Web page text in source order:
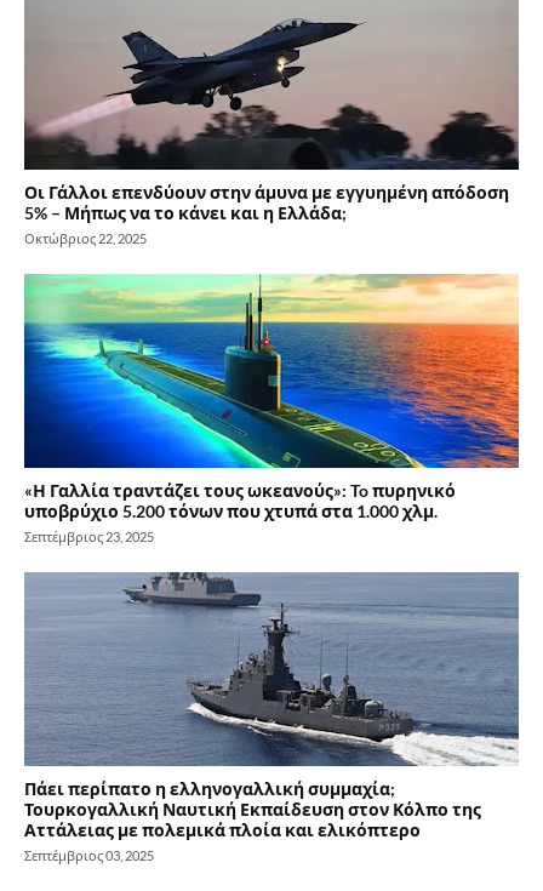
Οι Γάλλοι επενδύουν στην άμυνα με εγγυημένη απόδοση
5% – Μήπως να το κάνει και η Ελλάδα;
Οκτώβριος 22, 2025
«Η Γαλλία τραντάζει τους ωκεανούς»: To πυρηνικό
υποβρύχιο 5.200 τόνων που χτυπά στα 1.000 χλμ.
Σεπτέμβριος 23, 2025
Πάει περίπατο η ελληνογαλλική συμμαχία;
Τουρκογαλλική Ναυτική Εκπαίδευση στον Κόλπο της
Αττάλειας με πολεμικά πλοία και ελικόπτερο
Σεπτέμβριος 03, 2025